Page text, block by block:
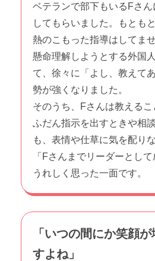
ベテランで部下もいるFさ
してもらいました。もとも
熱のこもった指導はしてま
懸命理解しようとする外国
て、徐々に「よし、教えて
勢が強くなりました。
そのうち、Fさんは教えるこ
ふだん指示を出すときや相
も、表情や仕草に気を配り
「Fさんまでリーダーとし
うれしく思った一面です。
「いつの間にか笑顔
すよね」